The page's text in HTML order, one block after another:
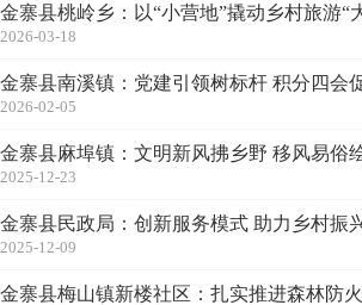
金寨县桃岭乡：以“小营地”撬动乡村旅游“
2026-03-18
金寨县南溪镇：党建引领树标杆 积分四会
2026-02-05
金寨县麻埠镇：文明新风拂乡野 移风易俗
2025-12-23
金寨县民政局：创新服务模式 助力乡村振
2025-12-09
金寨县梅山镇新楼社区：扎实推进森林防